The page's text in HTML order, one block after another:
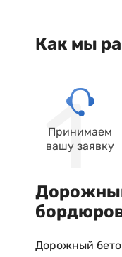
Как мы
Принимаем
вашу заявку
Дорожный